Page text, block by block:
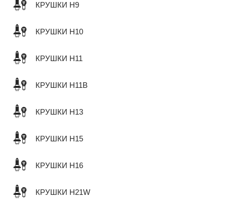
КРУШКИ H9
КРУШКИ H10
КРУШКИ H11
КРУШКИ H11B
КРУШКИ H13
КРУШКИ H15
КРУШКИ H16
КРУШКИ H21W